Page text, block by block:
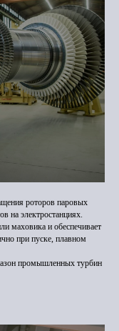
роторов паровых
на электростанциях.
маховика и обеспечивает
при пуске, плавном
промышленных турбин